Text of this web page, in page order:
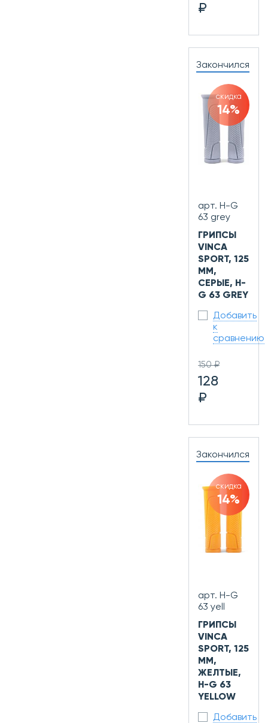
₽
Закончился
скидка
14%
арт. H-G
63 grey
ГРИПСЫ
VINCA
SPORT, 125
ММ,
СЕРЫЕ, H-
G 63 GREY
Добавить
к
сравнению
150 ₽
128
₽
Закончился
скидка
14%
арт. H-G
63 yell
ГРИПСЫ
VINCA
SPORT, 125
ММ,
ЖЕЛТЫЕ,
H-G 63
YELLOW
Добавить